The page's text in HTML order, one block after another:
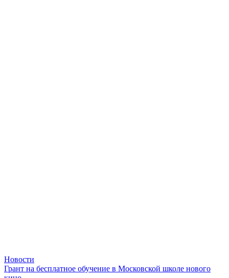
Новости
Грант на бесплатное обучение в Московской школе нового